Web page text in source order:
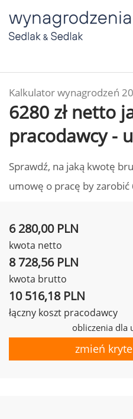
Kalkulator wynagrodzeń
6280 zł netto
pracodawcy -
Sprawdź, na jaką kwotę
umowę o pracę by zarobić
6 280,00 PLN
kwota netto
8 728,56 PLN
kwota brutto
10 516,18 PLN
łączny koszt pracodawcy
obliczenia dla
zmień